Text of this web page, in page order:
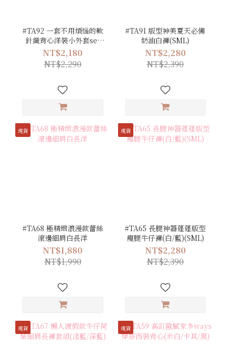
#TA92 一套不用煩惱的軟
針織背心洋裝小外套set
(藍/灰/粉/白)
NT$2,180
NT$2,290
#TA91 版型神美夏天必備
奶油白褲(SML)
NT$2,280
NT$2,390
現貨
#TA68 極精緻浪漫款蕾絲
滾邊細肩白長洋
NT$1,880
NT$1,990
現貨
#TA65 長腿神器蓬蓬版型
瘦腿牛仔褲(白/藍)(SML)
NT$2,280
NT$2,390
現貨 現貨